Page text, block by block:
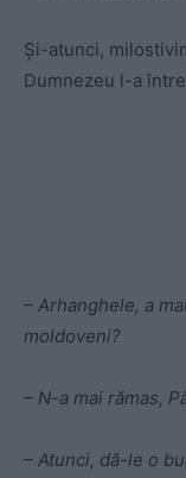
Şi-atunci,
Dumnezeu l-a
– Arhanghele, a
moldoveni?
– N-a mai rămas,
– Atunci, dă-le o